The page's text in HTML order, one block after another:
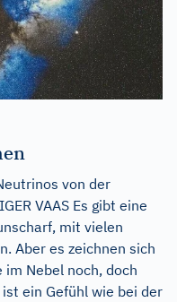
von der
VAAS Es gibt eine
mit vielen
Aber es zeichnen sich
Nebel noch, doch
ein Gefühl wie bei der